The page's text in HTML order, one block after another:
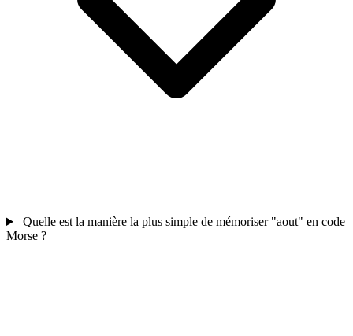
Quelle est la manière la plus simple de mémoriser "aout" en code
Morse ?